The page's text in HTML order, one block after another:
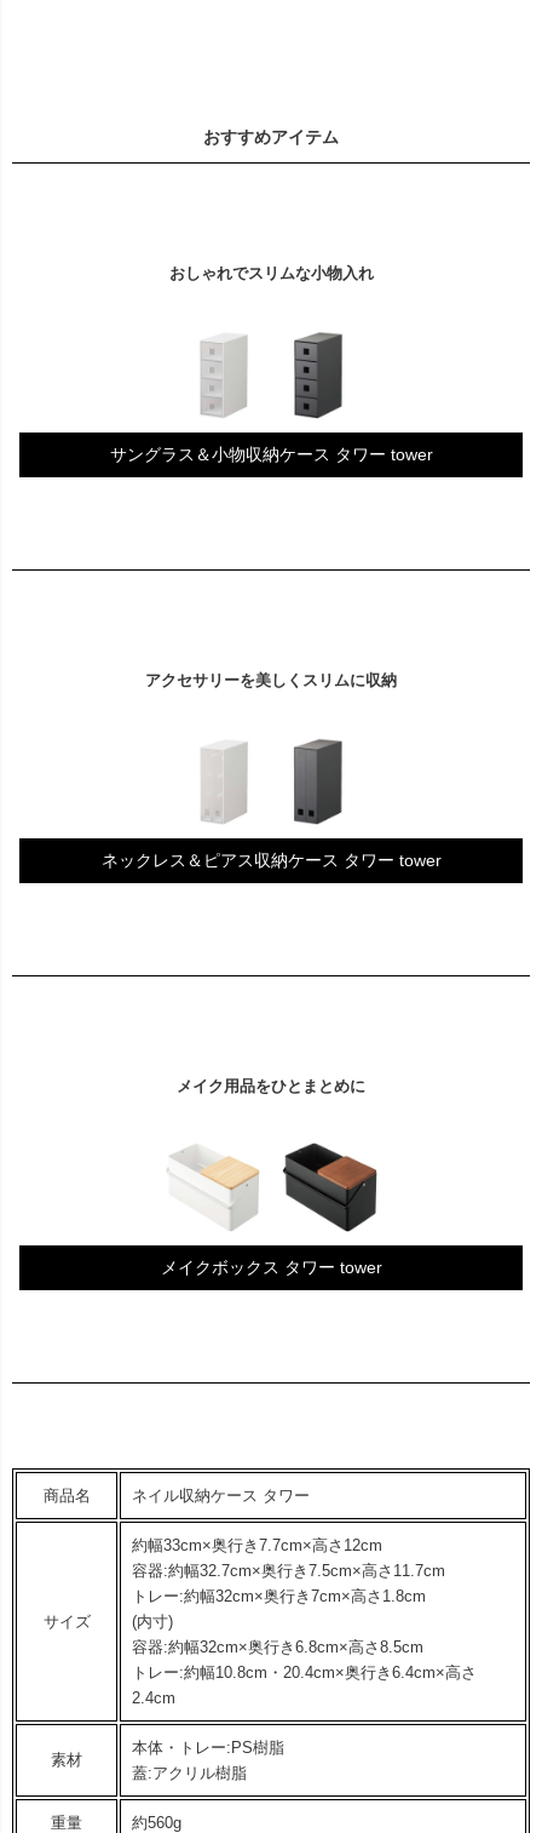
おすすめアイテム
おしゃれでスリムな小物入れ
サングラス＆小物収納ケース タワー tower
アクセサリーを美しくスリムに収納
ネックレス＆ピアス収納ケース タワー tower
メイク用品をひとまとめに
メイクボックス タワー tower
商品名 ネイル収納ケース タワー
サイズ
約幅33cm×奥行き7.7cm×高さ12cm
容器:約幅32.7cm×奥行き7.5cm×高さ11.7cm
トレー:約幅32cm×奥行き7cm×高さ1.8cm
(内寸)
容器:約幅32cm×奥行き6.8cm×高さ8.5cm
トレー:約幅10.8cm・20.4cm×奥行き6.4cm×高さ
2.4cm
素材
本体・トレー:PS樹脂
蓋:アクリル樹脂
重量 約560g